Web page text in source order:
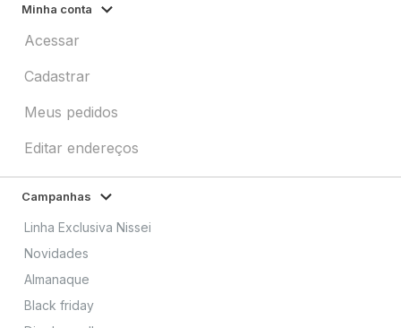
Minha conta
Acessar
Cadastrar
Meus pedidos
Editar endereços
Campanhas
Linha Exclusiva Nissei
Novidades
Almanaque
Black friday